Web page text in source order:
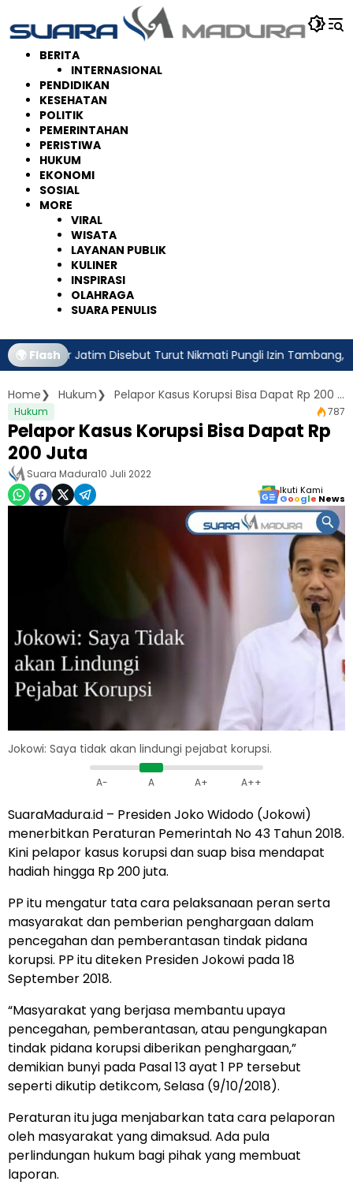
ke
konten
BERITA
INTERNASIONAL
PENDIDIKAN
KESEHATAN
POLITIK
PEMERINTAHAN
PERISTIWA
HUKUM
EKONOMI
SOSIAL
MORE
VIRAL
WISATA
LAYANAN PUBLIK
KULINER
INSPIRASI
OLAHRAGA
SUARA PENULIS
🌍 Flash
Jatim Disebut Turut Nikmati Pungli Izin Tambang,
Home Hukum Pelapor Kasus Korupsi Bisa Dapat Rp 200 Juta
Hukum 787
Pelapor Kasus Korupsi Bisa Dapat Rp
200 Juta
Suara Madura10 Juli 2022
Ikuti Kami
Google News
Jokowi: Saya tidak akan lindungi pejabat korupsi.
A- A A+ A++
SuaraMadura.id – Presiden Joko Widodo (Jokowi)
menerbitkan Peraturan Pemerintah No 43 Tahun 2018.
Kini pelapor kasus korupsi dan suap bisa mendapat
hadiah hingga Rp 200 juta.
PP itu mengatur tata cara pelaksanaan peran serta
masyarakat dan pemberian penghargaan dalam
pencegahan dan pemberantasan tindak pidana
korupsi. PP itu diteken Presiden Jokowi pada 18
September 2018.
“Masyarakat yang berjasa membantu upaya
pencegahan, pemberantasan, atau pengungkapan
tindak pidana korupsi diberikan penghargaan,”
demikian bunyi pada Pasal 13 ayat 1 PP tersebut
seperti dikutip detikcom, Selasa (9/10/2018).
Peraturan itu juga menjabarkan tata cara pelaporan
oleh masyarakat yang dimaksud. Ada pula
perlindungan hukum bagi pihak yang membuat
laporan.